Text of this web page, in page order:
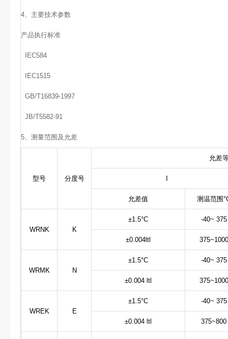
4、 主要技术参数
产品执行标准
IEC584
IEC1515
GB/T16839-1997
JB/T5582-91
5、 测量范围及允差
型号 分度号
允差
允差值 测温范围
WRNK K
±1.5°C -40~ 375
±0.004ltl 375~1000
WRMK N
±1.5°C -40~ 375
±0.004 ltl 375~1000
WREK E
±1.5°C -40~ 375
±0.004 ltl 375~800